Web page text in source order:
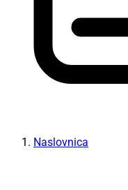
Naslovnica